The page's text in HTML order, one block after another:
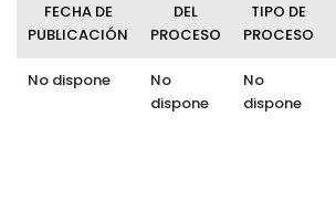
FECHA DE
PUBLICACIÓN
DEL
PROCESO
TIPO DE
PROCESO
No dispone
No
dispone
No
dispone